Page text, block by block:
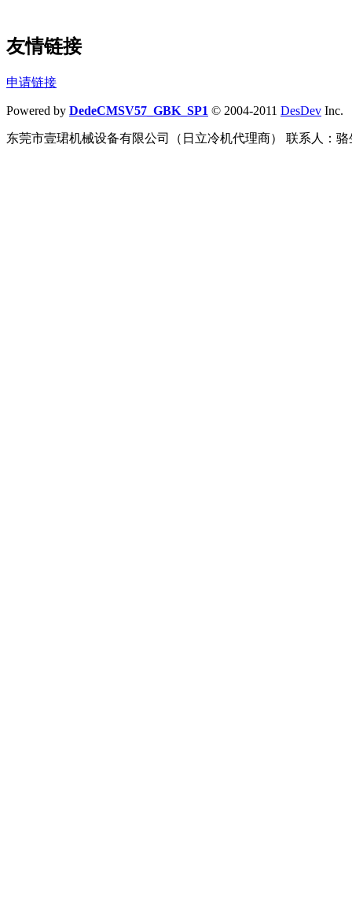
友情链接
申请链接
Powered by DedeCMSV57_GBK_SP1 © 2004-2011 DesDev Inc.
东莞市壹珺机械设备有限公司（日立冷机代理商） 联系人：骆